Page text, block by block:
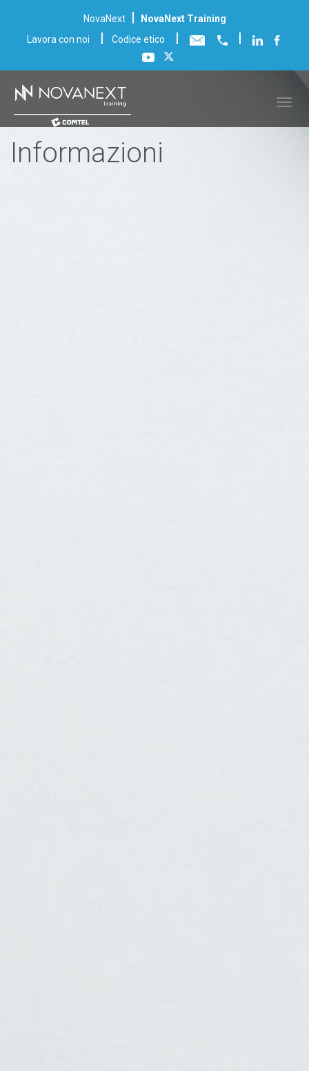
NovaNext |
NovaNext Training
Lavora con noi
| Codice etico | |
Informazioni